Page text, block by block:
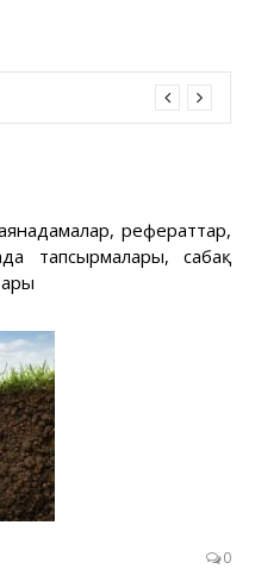
рефераттар,
тапсырмалары, сабақ
0